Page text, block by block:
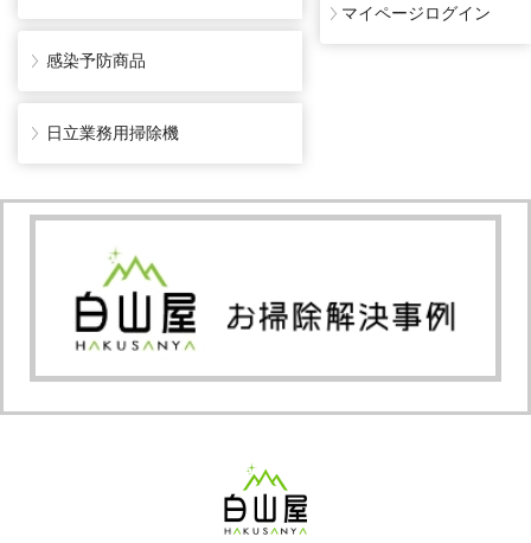
感染予防商品
日立業務用掃除機
マイページログイン